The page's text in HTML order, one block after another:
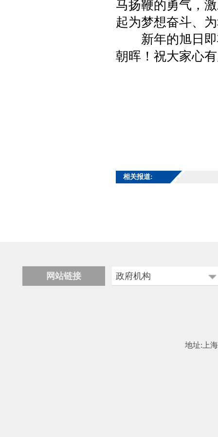
马扬鞭的勇气，
起为梦想奋斗、
新年的旭日即
朝晖！祝大家心
相关报道:
网站链接
政府机构
地址:上